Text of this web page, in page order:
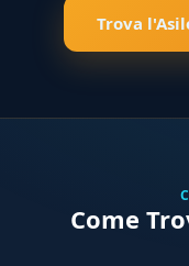
Trova
Come